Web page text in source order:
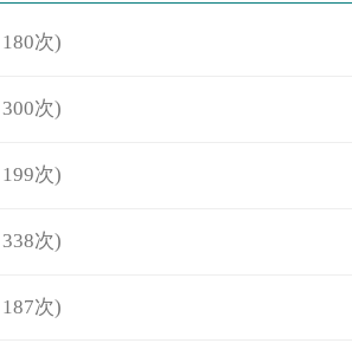
次)
次)
次)
次)
次)